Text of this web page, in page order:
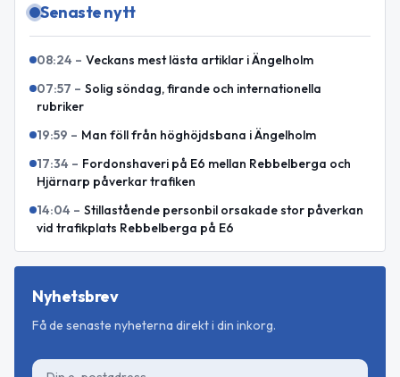
Senaste nytt
08:24 – Veckans mest lästa artiklar i Ängelholm
07:57 – Solig söndag, firande och internationella
rubriker
19:59 – Man föll från höghöjdsbana i Ängelholm
17:34 – Fordonshaveri på E6 mellan Rebbelberga och
Hjärnarp påverkar trafiken
14:04 – Stillastående personbil orsakade stor påverkan
vid trafikplats Rebbelberga på E6
Nyhetsbrev
Få de senaste nyheterna direkt i din inkorg.